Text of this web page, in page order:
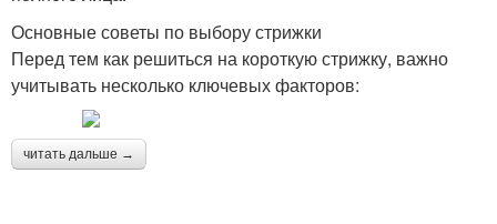
Основные советы по выбору стрижки
Перед тем как решиться на короткую стрижку, важно
учитывать несколько ключевых факторов:
читать дальше →